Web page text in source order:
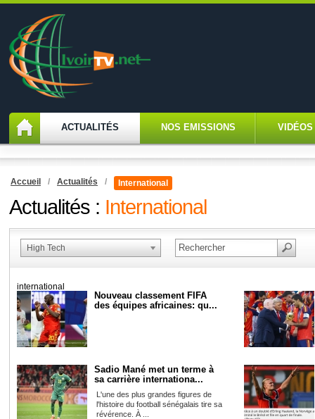
ACTUALITÉS NOS EMISSIONS VIDÉOS
Accueil / Actualités / International
Actualités : International
High Tech
international
Nouveau classement FIFA
des équipes africaines: qu...
Sadio Mané met un terme à
sa carrière internationa...
L'une des plus grandes figures de
l'histoire du football sénégalais tire sa
révérence. À ...